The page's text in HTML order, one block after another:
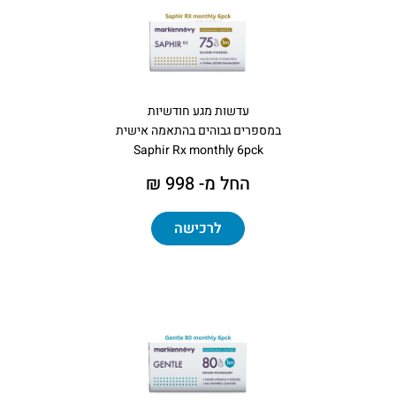
עדשות מגע חודשיות
במספרים גבוהים בהתאמה אישית
Saphir Rx monthly 6pck
החל מ- 998 ₪
לרכישה